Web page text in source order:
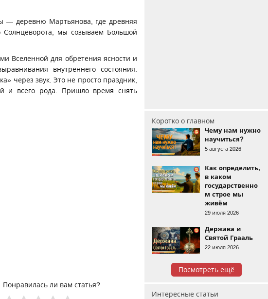
— деревню Мартьянова, где древняя
Солнцеворота, мы созываем Большой
Вселенной для обретения ясности и
внутреннего состояния.
через звук. Это не просто праздник,
и всего рода. Пришло время снять
Понравилась ли вам статья?
Коротко о главном
Чему нам нужно
научиться?
5 августа 2026
Как определить,
в каком
государственно
м строе мы
живём
29 июля 2026
Держава и
Святой Грааль
22 июля 2026
Посмотреть ещё
Интересные статьи